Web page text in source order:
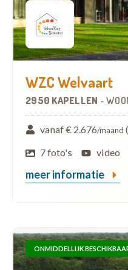
WZC Welvaart
2950 KAPELLEN -
vanaf € 2.676/maand
7 foto's
video
meer informatie
ONMIDDELLIJK